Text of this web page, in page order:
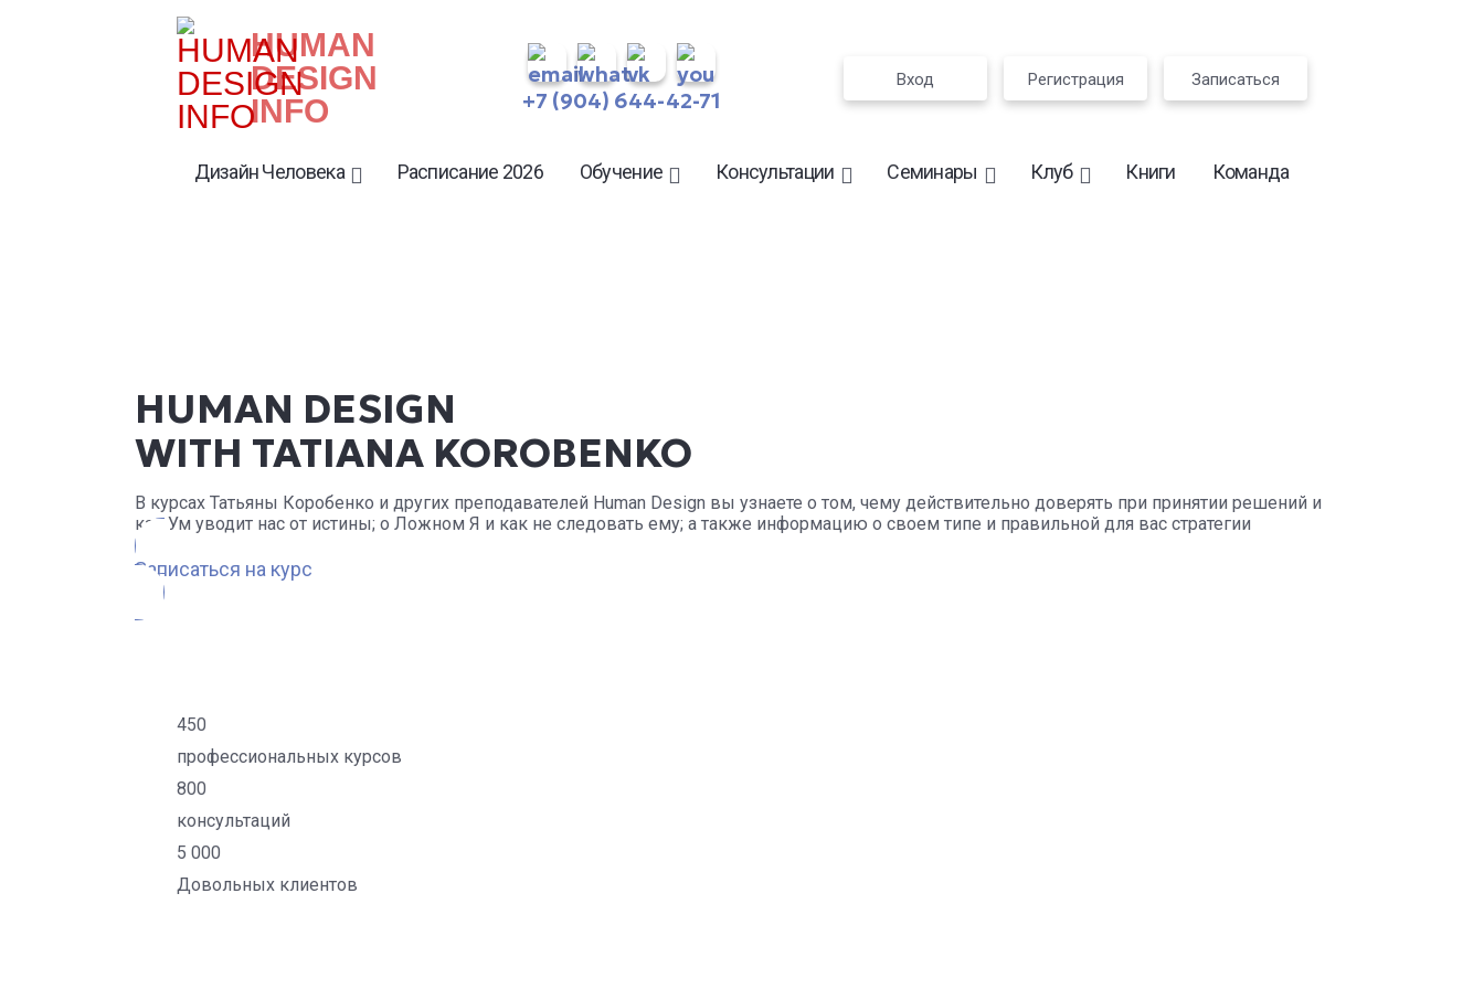
HUMAN
DESIGN
INFO
+7 (904) 644-42-71
Вход Регистрация Записаться
Дизайн Человека Расписание 2026 Обучение Консультации Семинары Клуб Книги Команда
HUMAN DESIGN
WITH TATIANA KOROBENKO
В курсах Татьяны Коробенко и других преподавателей Human Design вы узнаете о том, чему действительно доверять при принятии решений и
как Ум уводит нас от истины; о Ложном Я и как не следовать ему; а также информацию о своем типе и правильной для вас стратегии
Записаться на курс
450
профессиональных курсов
800
консультаций
5 000
Довольных клиентов